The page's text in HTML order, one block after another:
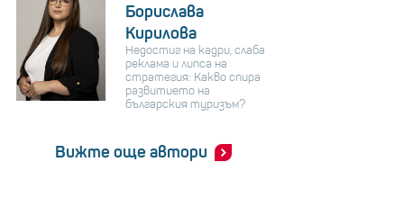
Борислава
Кирилова
Недостиг на кадри, слаба
реклама и липса на
стратегия: Какво спира
развитието на
българския туризъм?
Вижте още автори